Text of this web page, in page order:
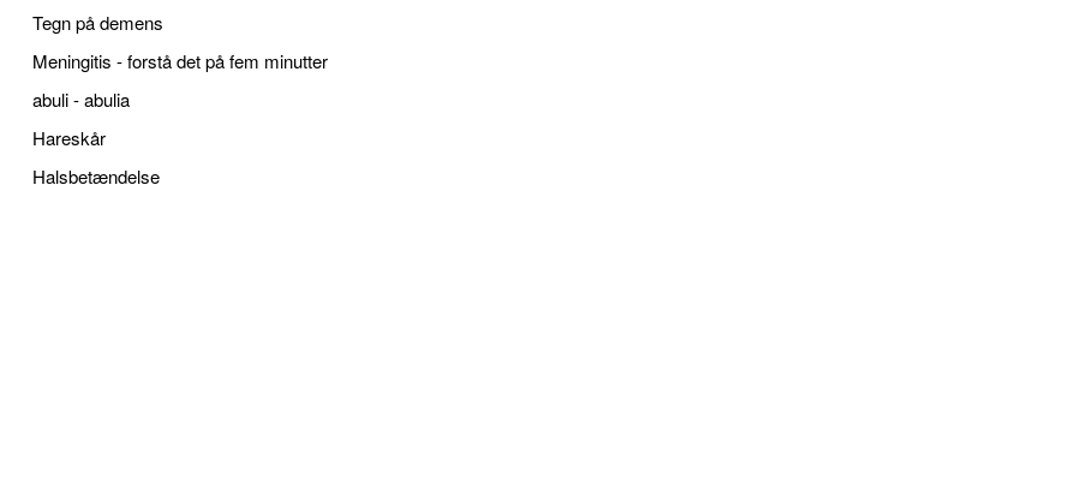
Tegn på demens
Meningitis - forstå det på fem minutter
abuli - abulia
Hareskår
Halsbetændelse